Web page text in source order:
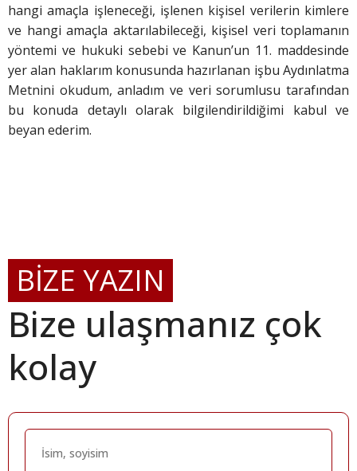
hangi amaçla işleneceği, işlenen kişisel verilerin kimlere
ve hangi amaçla aktarılabileceği, kişisel veri toplamanın
yöntemi ve hukuki sebebi ve Kanun’un 11. maddesinde
yer alan haklarım konusunda hazırlanan işbu Aydınlatma
Metnini okudum, anladım ve veri sorumlusu tarafından
bu konuda detaylı olarak bilgilendirildiğimi kabul ve
beyan ederim.
BİZE YAZIN
Bize ulaşmanız çok
kolay